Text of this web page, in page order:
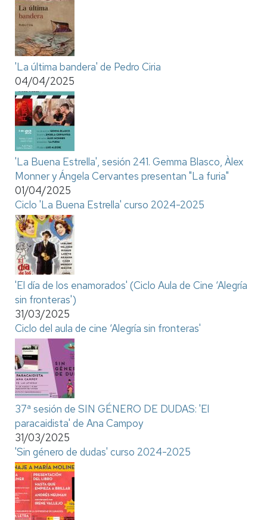
'La última bandera' de Pedro Ciria
04/04/2025
'La Buena Estrella', sesión 241. Gemma Blasco, Àlex
Monner y Ángela Cervantes presentan "La furia"
01/04/2025
Ciclo 'La Buena Estrella' curso 2024-2025
'El día de los enamorados' (Ciclo Aula de Cine ‘Alegría
sin fronteras')
31/03/2025
Ciclo del aula de cine ‘Alegría sin fronteras'
37ª sesión de SIN GÉNERO DE DUDAS: 'El
paracaidista' de Ana Campoy
31/03/2025
'Sin género de dudas' curso 2024-2025